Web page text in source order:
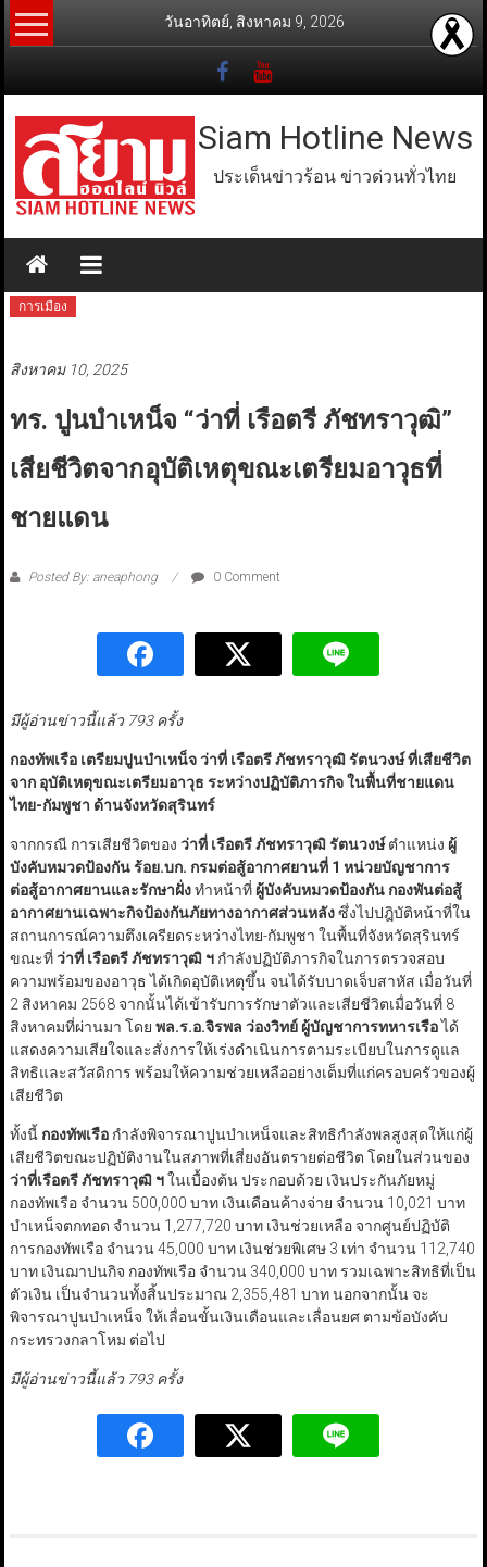
Skip
to
วันอาทิตย์, สิงหาคม 9, 2026
Siam Hotline News
ประเด็นข่าวร้อน ข่าวด่วนทั่วไทย
การเมือง
สิงหาคม 10, 2025
ทร. ปูนบำเหน็จ “ว่าที่ เรือตรี ภัชทราวุฒิ”
เสียชีวิตจากอุบัติเหตุขณะเตรียมอาวุธที่
ชายแดน
Posted By: aneaphong 0 Comment
มีผู้อ่านข่าวนี้แล้ว 793 ครั้ง
กองทัพเรือ เตรียมปูนบำเหน็จ ว่าที่ เรือตรี ภัชทราวุฒิ รัตนวงษ์ ที่เสียชีวิต
จาก อุบัติเหตุขณะเตรียมอาวุธ ระหว่างปฏิบัติภารกิจ ในพื้นที่ชายแดน
ไทย-กัมพูชา ด้านจังหวัดสุรินทร์
จากกรณี การเสียชีวิตของ ว่าที่ เรือตรี ภัชทราวุฒิ รัตนวงษ์ตำแหน่ง ผู้
บังคับหมวดป้องกัน ร้อย.บก. กรมต่อสู้อากาศยานที่ 1 หน่วยบัญชาการ
ต่อสู้อากาศยานและรักษาฝั่งทำหน้าที่ ผู้บังคับหมวดป้องกัน กองพันต่อสู้
อากาศยานเฉพาะกิจป้องกันภัยทางอากาศส่วนหลังซึ่งไปปฎิบัติหน้าที่ใน
สถานการณ์ความตึงเครียดระหว่างไทย-กัมพูชา ในพื้นที่จังหวัดสุรินทร์
ขณะที่ว่าที่ เรือตรี ภัชทราวุฒิ ฯกำลังปฏิบัติภารกิจในการตรวจสอบ
ความพร้อมของอาวุธ ได้เกิดอุบัติเหตุขึ้น จนได้รับบาดเจ็บสาหัส เมื่อวันที่
2 สิงหาคม 2568 จากนั้นได้เข้ารับการรักษาตัวและเสียชีวิตเมื่อวันที่ 8
สิงหาคมที่ผ่านมา โดย พล.ร.อ.จิรพล ว่องวิทย์ ผู้บัญชาการทหารเรือได้
แสดงความเสียใจและสั่งการให้เร่งดำเนินการตามระเบียบในการดูแล
สิทธิและสวัสดิการ พร้อมให้ความช่วยเหลืออย่างเต็มที่แก่ครอบครัวของผู้
เสียชีวิต
ทั้งนี้ กองทัพเรือกำลังพิจารณาปูนบำเหน็จและสิทธิกำลังพลสูงสุดให้แก่ผู้
เสียชีวิตขณะปฏิบัติงานในสภาพที่เสี่ยงอันตรายต่อชีวิต โดยในส่วนของ
ว่าที่เรือตรี ภัชทราวุฒิ ฯในเบื้องต้น ประกอบด้วย เงินประกันภัยหมู่
กองทัพเรือ จำนวน 500,000 บาท เงินเดือนค้างจ่าย จำนวน 10,021 บาท
บำเหน็จตกทอด จำนวน 1,277,720 บาท เงินช่วยเหลือ จากศูนย์ปฏิบัติ
การกองทัพเรือ จำนวน 45,000 บาท เงินช่วยพิเศษ 3 เท่า จำนวน 112,740
บาท เงินฌาปนกิจ กองทัพเรือ จำนวน 340,000 บาท รวมเฉพาะสิทธิที่เป็น
ตัวเงิน เป็นจำนวนทั้งสิ้นประมาณ 2,355,481 บาท นอกจากนั้น จะ
พิจารณาปูนบำเหน็จ ให้เลื่อนขั้นเงินเดือนและเลื่อนยศ ตามข้อบังคับ
กระทรวงกลาโหม ต่อไป
มีผู้อ่านข่าวนี้แล้ว 793 ครั้ง